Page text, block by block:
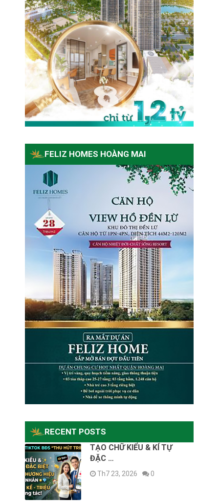
FELIZ HOMES HOÀNG MAI
RECENT POSTS
TẠO CHỮ KIỂU & KÍ TỰ
ĐẶC …
Th7 23, 2026 0